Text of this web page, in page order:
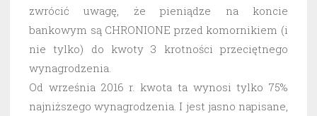
zwrócić uwagę, że pieniądze na koncie
bankowym są CHRONIONE przed komornikiem (i
nie tylko) do kwoty 3 krotności przeciętnego
wynagrodzenia.
Od września 2016 r. kwota ta wynosi tylko 75%
najniższego wynagrodzenia. I jest jasno napisane,